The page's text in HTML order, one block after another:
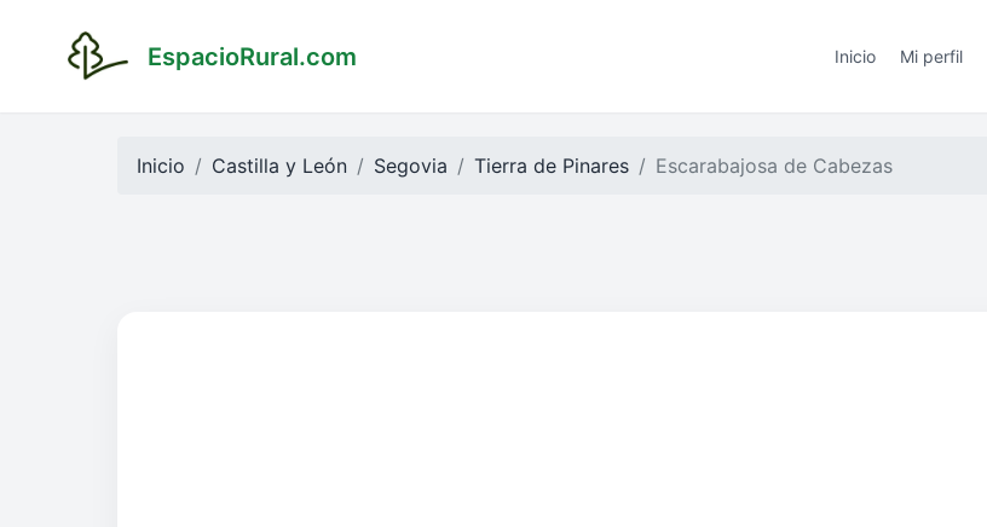
EspacioRural.com Inicio Mi perfil
Inicio Castilla y León Segovia Tierra de Pinares Escarabajosa de Cabezas